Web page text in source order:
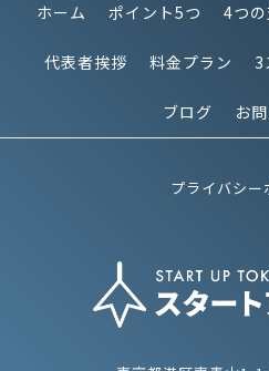
ホーム ポイント5つ 4つ
代表者挨拶 料金プラン 3
ブログ お
プライバシー